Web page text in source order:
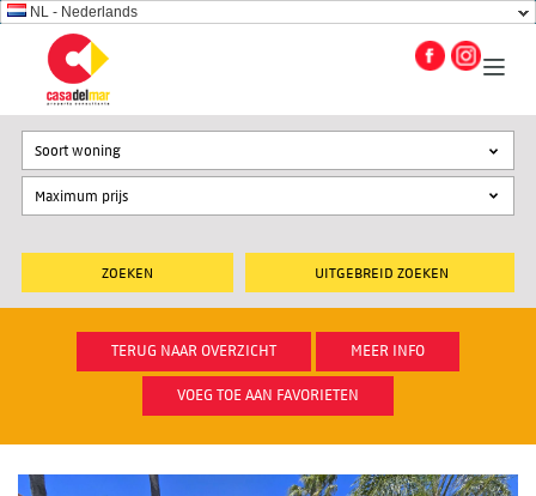
NL - Nederlands
UITGEBREID ZOEKEN
Soort woning
TERUG NAAR OVERZICHT MEER INFO
VOEG TOE AAN FAVORIETEN